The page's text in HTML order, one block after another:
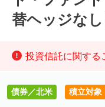
替ヘッジなし
投資信託に関する
債券／北米 積立対象